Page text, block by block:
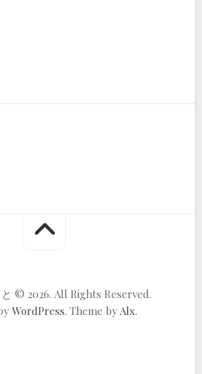
© 2026. All Rights Reserved.
WordPress. Theme by Alx.